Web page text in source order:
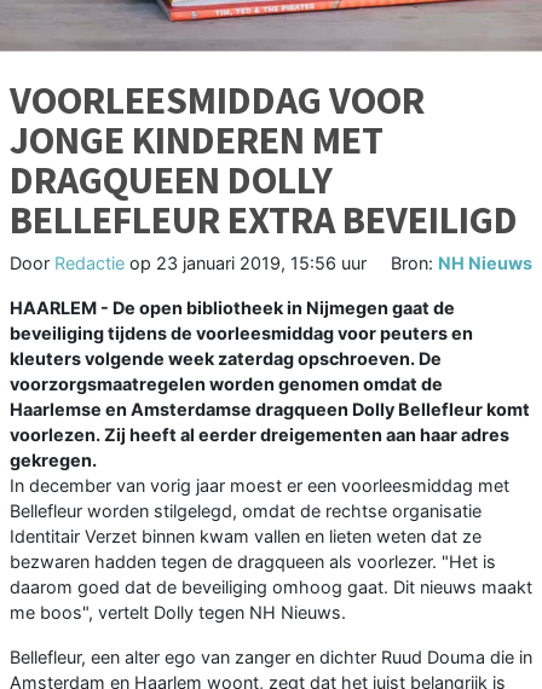
VOORLEESMIDDAG VOOR
JONGE KINDEREN MET
DRAGQUEEN DOLLY
BELLEFLEUR EXTRA BEVEILIGD
Door Redactie op 23 januari 2019, 15:56 uur Bron: NH Nieuws
HAARLEM - De open bibliotheek in Nijmegen gaat de
beveiliging tijdens de voorleesmiddag voor peuters en
kleuters volgende week zaterdag opschroeven. De
voorzorgsmaatregelen worden genomen omdat de
Haarlemse en Amsterdamse dragqueen Dolly Bellefleur komt
voorlezen. Zij heeft al eerder dreigementen aan haar adres
gekregen.
In december van vorig jaar moest er een voorleesmiddag met
Bellefleur worden stilgelegd, omdat de rechtse organisatie
Identitair Verzet binnen kwam vallen en lieten weten dat ze
bezwaren hadden tegen de dragqueen als voorlezer. "Het is
daarom goed dat de beveiliging omhoog gaat. Dit nieuws maakt
me boos", vertelt Dolly tegen NH Nieuws.
Bellefleur, een alter ego van zanger en dichter Ruud Douma die in
Amsterdam en Haarlem woont, zegt dat het juist belangrijk is